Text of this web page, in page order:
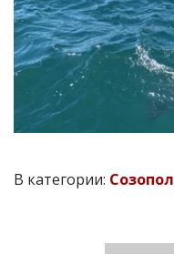
В категории: Созопол